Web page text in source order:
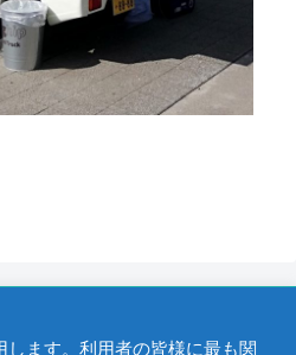
ます。利用者の皆様に最も関